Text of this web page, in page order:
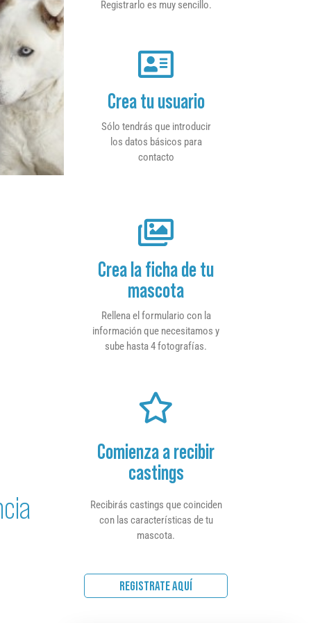
Registrarlo es muy sencillo.
Crea tu usuario
Sólo tendrás que introducir
los datos básicos para
contacto
Crea la ficha de tu
mascota
Rellena el formulario con la
información que necesitamos y
sube hasta 4 fotografías.
Comienza a recibir
castings
Recibirás castings que coinciden
con las características de tu
mascota.
REGISTRATE AQUÍ